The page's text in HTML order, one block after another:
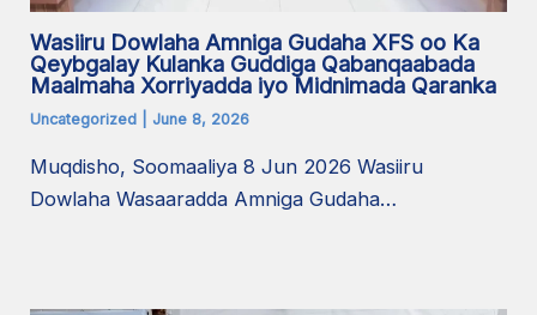
Wasiiru Dowlaha Amniga Gudaha XFS oo Ka
Qeybgalay Kulanka Guddiga Qabanqaabada
Maalmaha Xorriyadda iyo Midnimada Qaranka
Uncategorized June 8, 2026
Muqdisho, Soomaaliya 8 Jun 2026 Wasiiru
Dowlaha Wasaaradda Amniga Gudaha…